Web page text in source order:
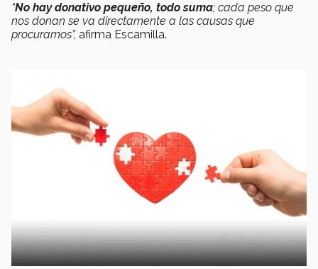
“No hay donativo pequeño, todo suma; cada peso que
nos donan se va directamente a las causas que
procuramos”, afirma Escamilla.